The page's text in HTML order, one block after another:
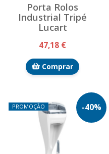
Porta Rolos
Industrial Tripé
Lucart
47,18 €
Comprar
-40%
PROMOÇÃO